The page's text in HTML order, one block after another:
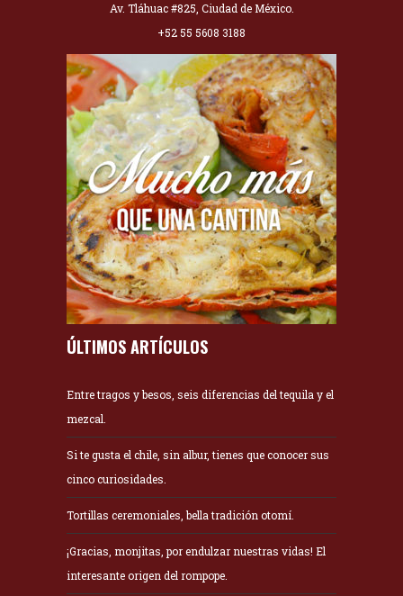
Av. Tláhuac #825, Ciudad de México.
+52 55 5608 3188
ÚLTIMOS ARTÍCULOS
Entre tragos y besos, seis diferencias del tequila y el
mezcal.
Si te gusta el chile, sin albur, tienes que conocer sus
cinco curiosidades.
Tortillas ceremoniales, bella tradición otomí.
¡Gracias, monjitas, por endulzar nuestras vidas! El
interesante origen del rompope.